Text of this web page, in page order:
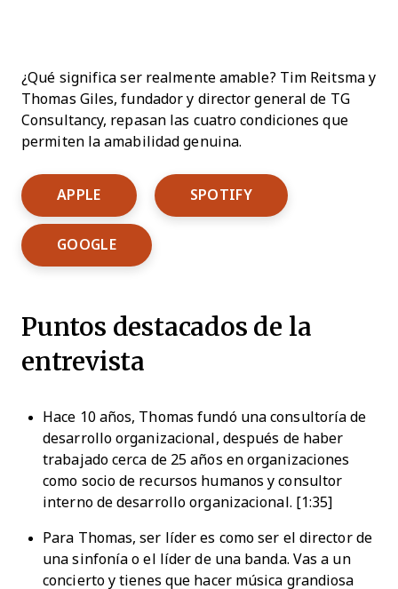
¿Qué significa ser realmente amable? Tim Reitsma y
Thomas Giles, fundador y director general de TG
Consultancy, repasan las cuatro condiciones que
permiten la amabilidad genuina.
APPLEOpens New Window
SPOTIFYOpens New Window
GOOGLEOpens New Window
Puntos destacados de la
entrevista
Hace 10 años, Thomas fundó una consultoría de
desarrollo organizacional, después de haber
trabajado cerca de 25 años en organizaciones
como socio de recursos humanos y consultor
interno de desarrollo organizacional. [1:35]
Para Thomas, ser líder es como ser el director de
una sinfonía o el líder de una banda. Vas a un
concierto y tienes que hacer música grandiosa